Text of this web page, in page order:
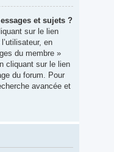
et sujets ?
sur le lien
en
du membre »
cliquant sur le lien
du forum. Pour
avancée et